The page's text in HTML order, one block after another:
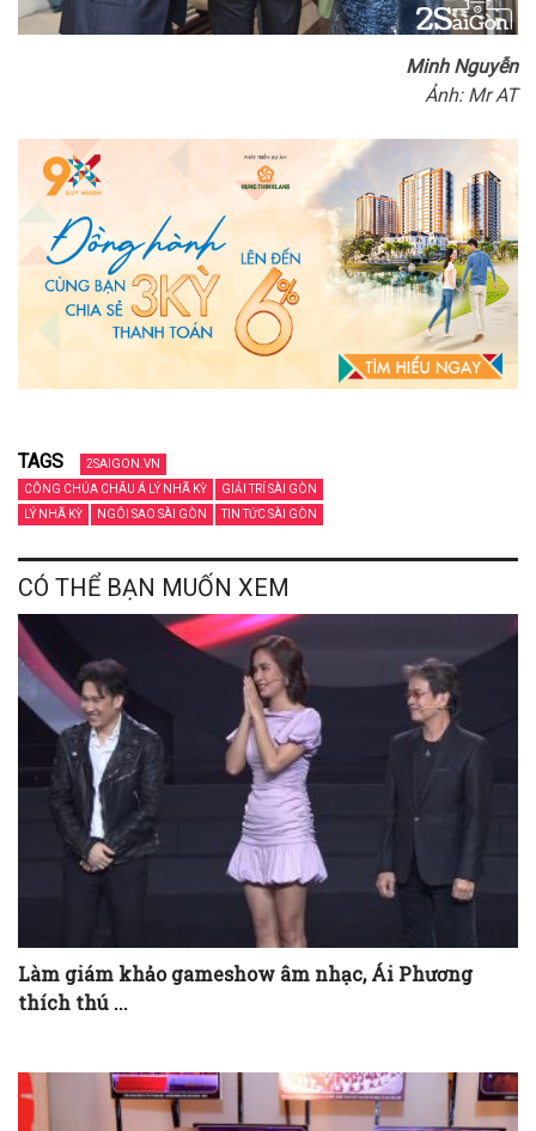
Minh Nguyễn
Ảnh: Mr AT
TAGS
2SAIGON.VN
CÔNG CHÚA CHÂU Á LÝ NHÃ KỲ
GIẢI TRÍ SÀI GÒN
LÝ NHÃ KỲ
NGÔI SAO SÀI GÒN TIN TỨC SÀI GÒN
CÓ THỂ BẠN MUỐN XEM
Làm giám khảo gameshow âm nhạc, Ái Phương
thích thú ...